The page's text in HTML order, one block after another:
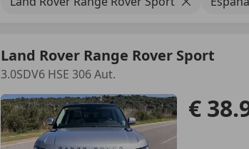
Land Rover Range Rover Sport
3.0SDV6 HSE 306 Aut.
€